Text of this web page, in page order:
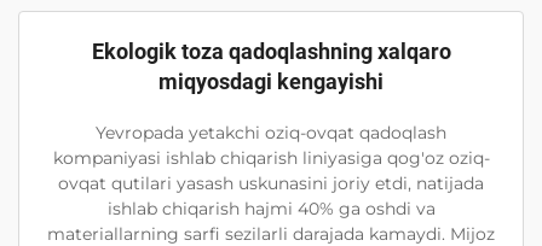
Ekologik toza qadoqlashning xalqaro
miqyosdagi kengayishi
Yevropada yetakchi oziq-ovqat qadoqlash
kompaniyasi ishlab chiqarish liniyasiga qog'oz oziq-
ovqat qutilari yasash uskunasini joriy etdi, natijada
ishlab chiqarish hajmi 40% ga oshdi va
materiallarning sarfi sezilarli darajada kamaydi. Mijoz